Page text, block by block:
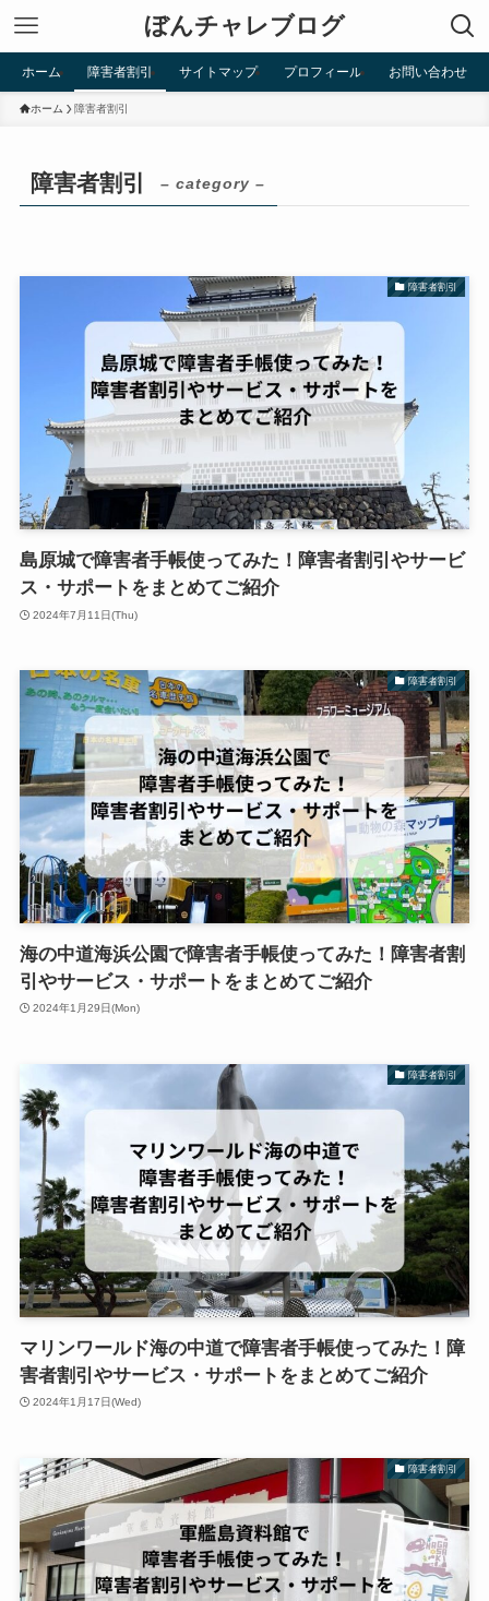
ぼんチャレブログ
ホーム 障害者割引 サイトマップ プロフィール お問い合わせ
ホーム 障害者割引
障害者割引 – category –
障害者割引
島原城で障害者手帳使ってみた！障害者割引やサービ
ス・サポートをまとめてご紹介
2024年7月11日(Thu)
障害者割引
海の中道海浜公園で障害者手帳使ってみた！障害者割
引やサービス・サポートをまとめてご紹介
2024年1月29日(Mon)
障害者割引
マリンワールド海の中道で障害者手帳使ってみた！障
害者割引やサービス・サポートをまとめてご紹介
2024年1月17日(Wed)
障害者割引